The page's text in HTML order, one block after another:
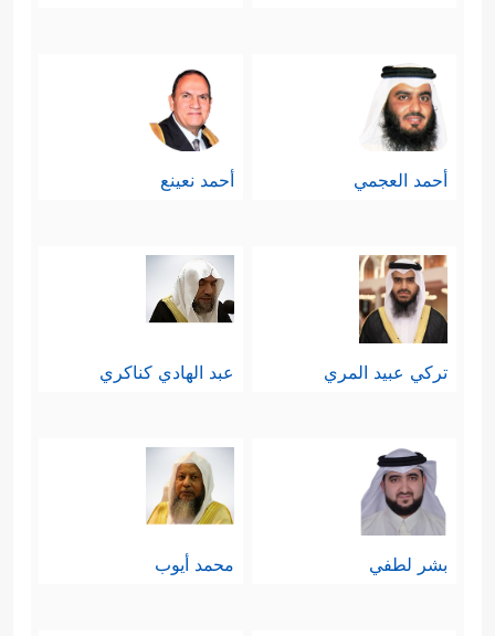
أحمد العجمي أحمد نعينع
تركي عبيد المري عبد الهادي كناكري
بشر لطفي محمد أيوب